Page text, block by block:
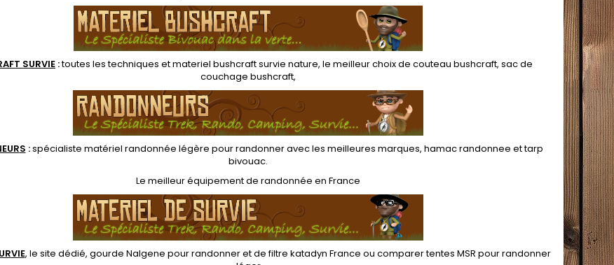
SURVIE :toutes les techniques etmateriel bushcraft survie nature, le meilleur choix de couteau bushcraft, sac de
couchage bushcraft,
S :spécialiste matériel randonnée légère pour randonner avec les meilleures marques, hamac randonnee ettarp
bivouac.
Le meilleur équipement de randonnée en France
, le site dédié, gourde Nalgene pour randonneret defiltre katadyn France ou comparer tentes MSR pour randonner